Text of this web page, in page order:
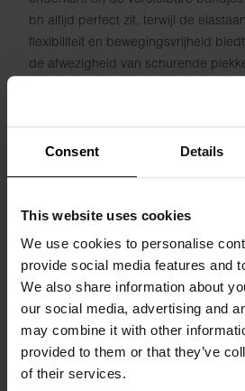
Consent Details
This website uses cookies
We use cookies to personalise
provide social media features and
We also share information about
our social media, advertising and
may combine it with other
provided to them or that they’ve
of their services.
bh altijd perfect zit, terwijl de
flexibiliteit en bewegingsvrijheid
de afwezigheid van schurende
Materiaal: 94% biologisch katoen,
Specificatie
Maatgids
Wasvoorschriften